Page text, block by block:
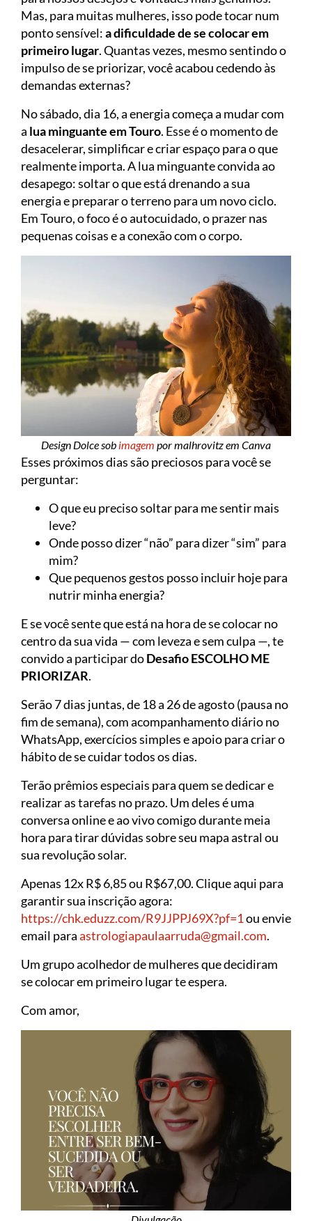
Mas, para muitas mulheres, isso pode tocar num
ponto sensível:a dificuldade de se colocar em
primeiro lugar. Quantas vezes, mesmo sentindo o
impulso de se priorizar, você acabou cedendo às
demandas externas?
No sábado, dia 16, a energia começa a mudar com
a lua minguante em Touro. Esse é o momento de
desacelerar, simplificar e criar espaço para o que
realmente importa. A lua minguante convida ao
desapego: soltar o que está drenando a sua
energia e preparar o terreno para um novo ciclo.
Em Touro, o foco é o autocuidado, o prazer nas
pequenas coisas e a conexão com o corpo.
Design Dolce sob imagem por malhrovitz em Canva
Esses próximos dias são preciosos para você se
perguntar:
O que eu preciso soltar para me sentir mais
leve?
Onde posso dizer “não” para dizer “sim” para
mim?
Que pequenos gestos posso incluir hoje para
nutrir minha energia?
E se você sente que está na hora de se colocar no
centro da sua vida — com leveza e sem culpa —, te
convido a participar doDesafio ESCOLHO ME
PRIORIZAR.
Serão 7 dias juntas, de 18 a 26 de agosto (pausa no
fim de semana), com acompanhamento diário no
WhatsApp, exercícios simples e apoio para criar o
hábito de se cuidar todos os dias.
Terão prêmios especiais para quem se dedicar e
realizar as tarefas no prazo. Um deles é uma
conversa online e ao vivo comigo durante meia
hora para tirar dúvidas sobre seu mapa astral ou
sua revolução solar.
Apenas 12x R$ 6,85 ou R$67,00. Clique aqui para
garantir sua inscrição agora:
https://chk.eduzz.com/R9JJPPJ69X?pf=1ou envie
email paraastrologiapaulaarruda@gmail.com.
Um grupo acolhedor de mulheres que decidiram
se colocar em primeiro lugar te espera.
Com amor,